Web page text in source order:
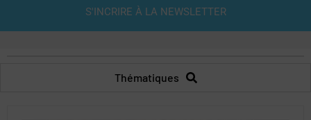
S'INCRIRE À LA NEWSLETTER
Thématiques